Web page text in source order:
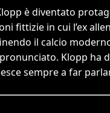
è diventato
fittizie in cui l’ex
il calcio
Klopp ha
sempre a far